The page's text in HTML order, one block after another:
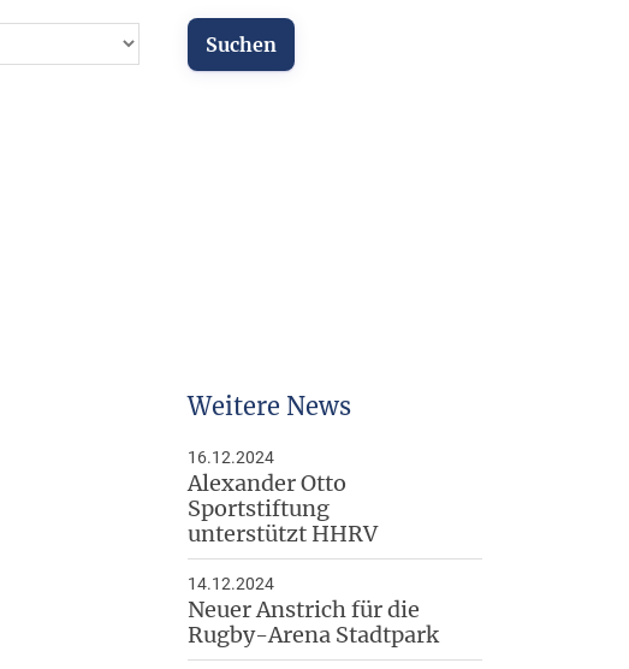
Weitere News
16.12.2024
Alexander Otto
Sportstiftung
unterstützt HHRV
14.12.2024
Neuer Anstrich für die
Rugby-Arena Stadtpark